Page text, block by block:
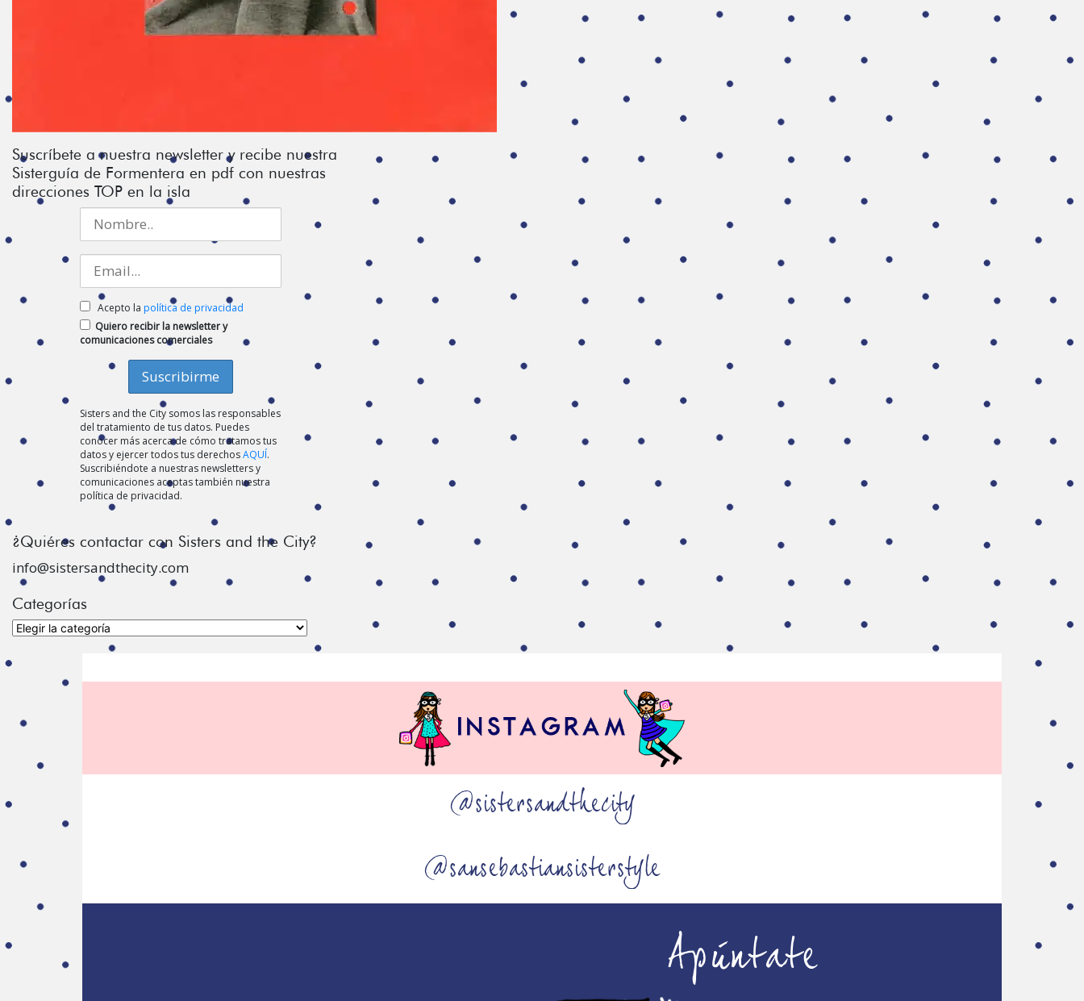
Suscríbete a nuestra newsletter y recibe nuestra
Sisterguía de Formentera en pdf con nuestras
direcciones TOP en la isla
Acepto la política de privacidad
Quiero recibir la newsletter y
comunicaciones comerciales
Sisters and the City somos las responsables
del tratamiento de tus datos. Puedes
conocer más acerca de cómo tratamos tus
datos y ejercer todos tus derechosAQUÍ.
Suscribiéndote a nuestras newsletters y
comunicaciones aceptas también nuestra
política de privacidad.
¿Quiéres contactar con Sisters and the City?
info@sistersandthecity.com
Categorías
Categorías
@sistersandthecity
@sansebastiansisterstyle
Apúntate